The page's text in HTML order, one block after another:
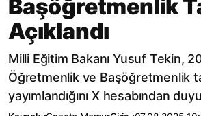
Başöğretmenlik
Açıklandı
Milli Eğitim Bakanı Yusuf Tekin,
Öğretmenlik ve Başöğretmenlik
yayımlandığını X hesabından